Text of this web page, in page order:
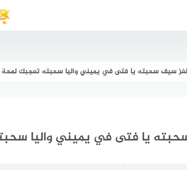
سيف سحبته يا فتى في يميني واليا سحبته تعجبك لمحة
يا فتى في يميني واليا